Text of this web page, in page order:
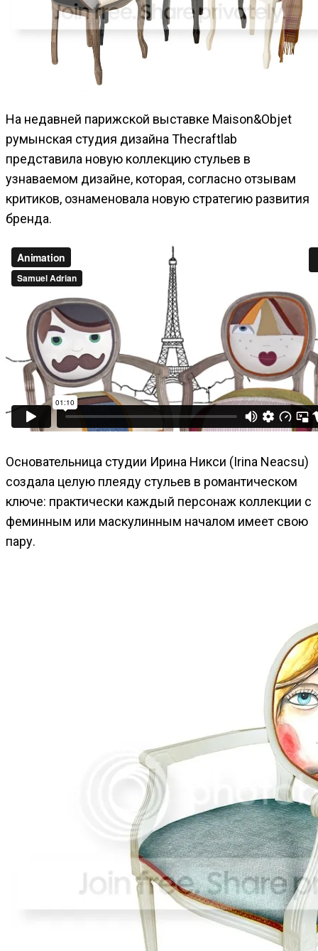
На недавней парижской выставке Maison&Objet
румынская студия дизайна Thecraftlab
представила новую коллекцию стульев в
узнаваемом дизайне, которая, согласно отзывам
критиков, ознаменовала новую стратегию развития
бренда.
Основательница студии Ирина Никси (Irina Neacsu)
создала целую плеяду стульев в романтическом
ключе: практически каждый персонаж коллекции с
феминным или маскулинным началом имеет свою
пару.